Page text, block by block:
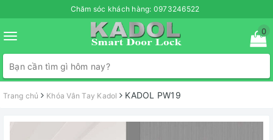
Chăm sóc khách hàng: 0973246522
Toggle
navigation
0
Trang chủ Khóa Vân Tay Kadol KADOL PW19